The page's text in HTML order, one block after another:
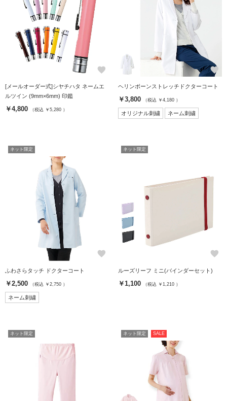
favorite
[メールオーダー式]シヤチハタ ネームエ
ルツイン (9mm×6mm) 印鑑
￥4,800 （税込 ￥5,280 ）
favorite
ヘリンボーンストレッチドクターコート
￥3,800 （税込 ￥4,180 ）
オリジナル刺繍 ネーム刺繍
ネット限定
favorite
ふわさらタッチ ドクターコート
￥2,500 （税込 ￥2,750 ）
ネーム刺繍
ネット限定
favorite
ルーズリーフ ミニ(バインダーセット)
￥1,100 （税込 ￥1,210 ）
ネット限定 ネット限定 SALE